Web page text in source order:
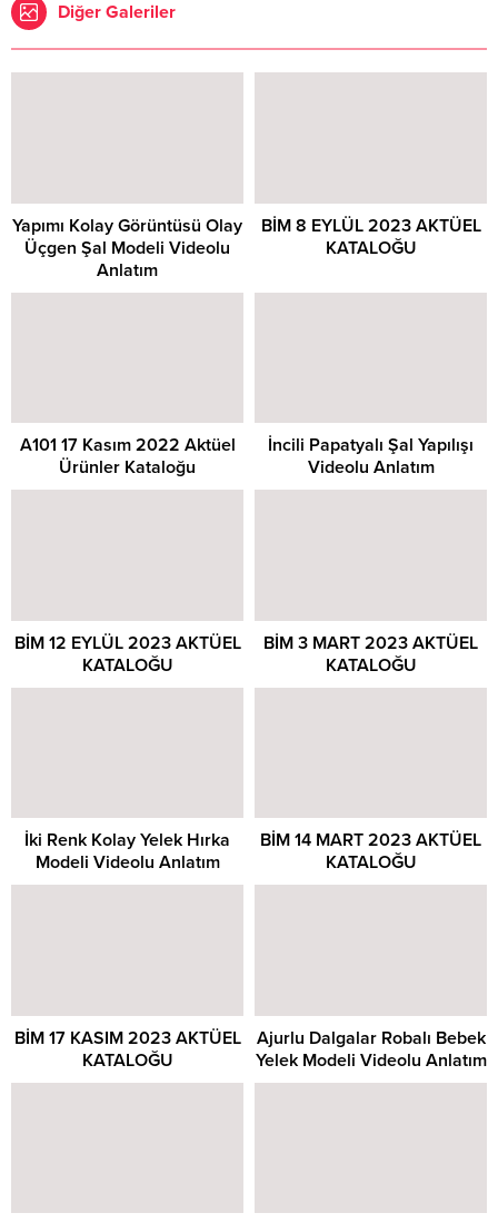
Diğer Galeriler
Yapımı Kolay Görüntüsü Olay
Üçgen Şal Modeli Videolu
Anlatım
BİM 8 EYLÜL 2023 AKTÜEL
KATALOĞU
A101 17 Kasım 2022 Aktüel
Ürünler Kataloğu
İncili Papatyalı Şal Yapılışı
Videolu Anlatım
BİM 12 EYLÜL 2023 AKTÜEL
KATALOĞU
BİM 3 MART 2023 AKTÜEL
KATALOĞU
İki Renk Kolay Yelek Hırka
Modeli Videolu Anlatım
BİM 14 MART 2023 AKTÜEL
KATALOĞU
BİM 17 KASIM 2023 AKTÜEL
KATALOĞU
Ajurlu Dalgalar Robalı Bebek
Yelek Modeli Videolu Anlatım